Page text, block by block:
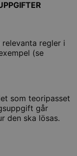
regler i
(se
som teoripasset
går
den ska lösas.